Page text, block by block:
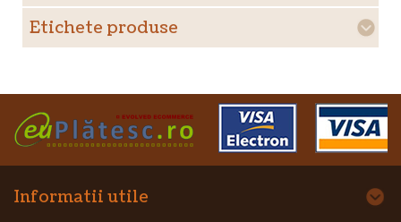
Etichete produse
Informatii utile